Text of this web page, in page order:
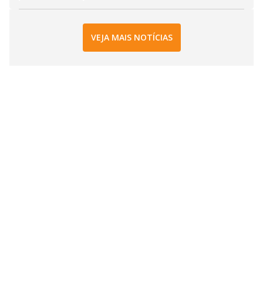
VEJA MAIS NOTÍCIAS